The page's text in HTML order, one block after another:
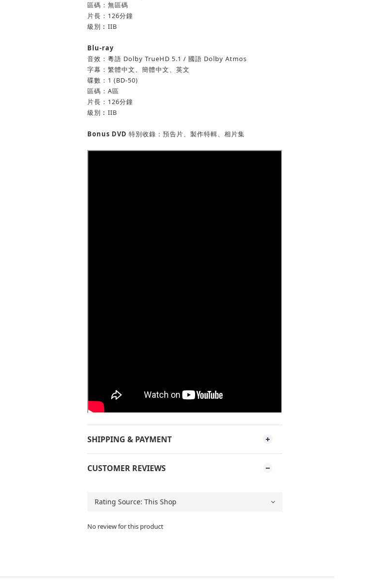
區碼：無區碼
片長：126分鐘
級別︰IIB
Blu-ray
音效：粵語 Dolby TrueHD 5.1 / 國語 Dolby Atmos
字幕：繁體中文、簡體中文、英文
碟數：1 (BD-50)
區碼：A區
片長：126分鐘
級別︰IIB
Bonus DVD 特別收錄：預告片、製作特輯、相片集
SHIPPING & PAYMENT
CUSTOMER REVIEWS
No review for this product